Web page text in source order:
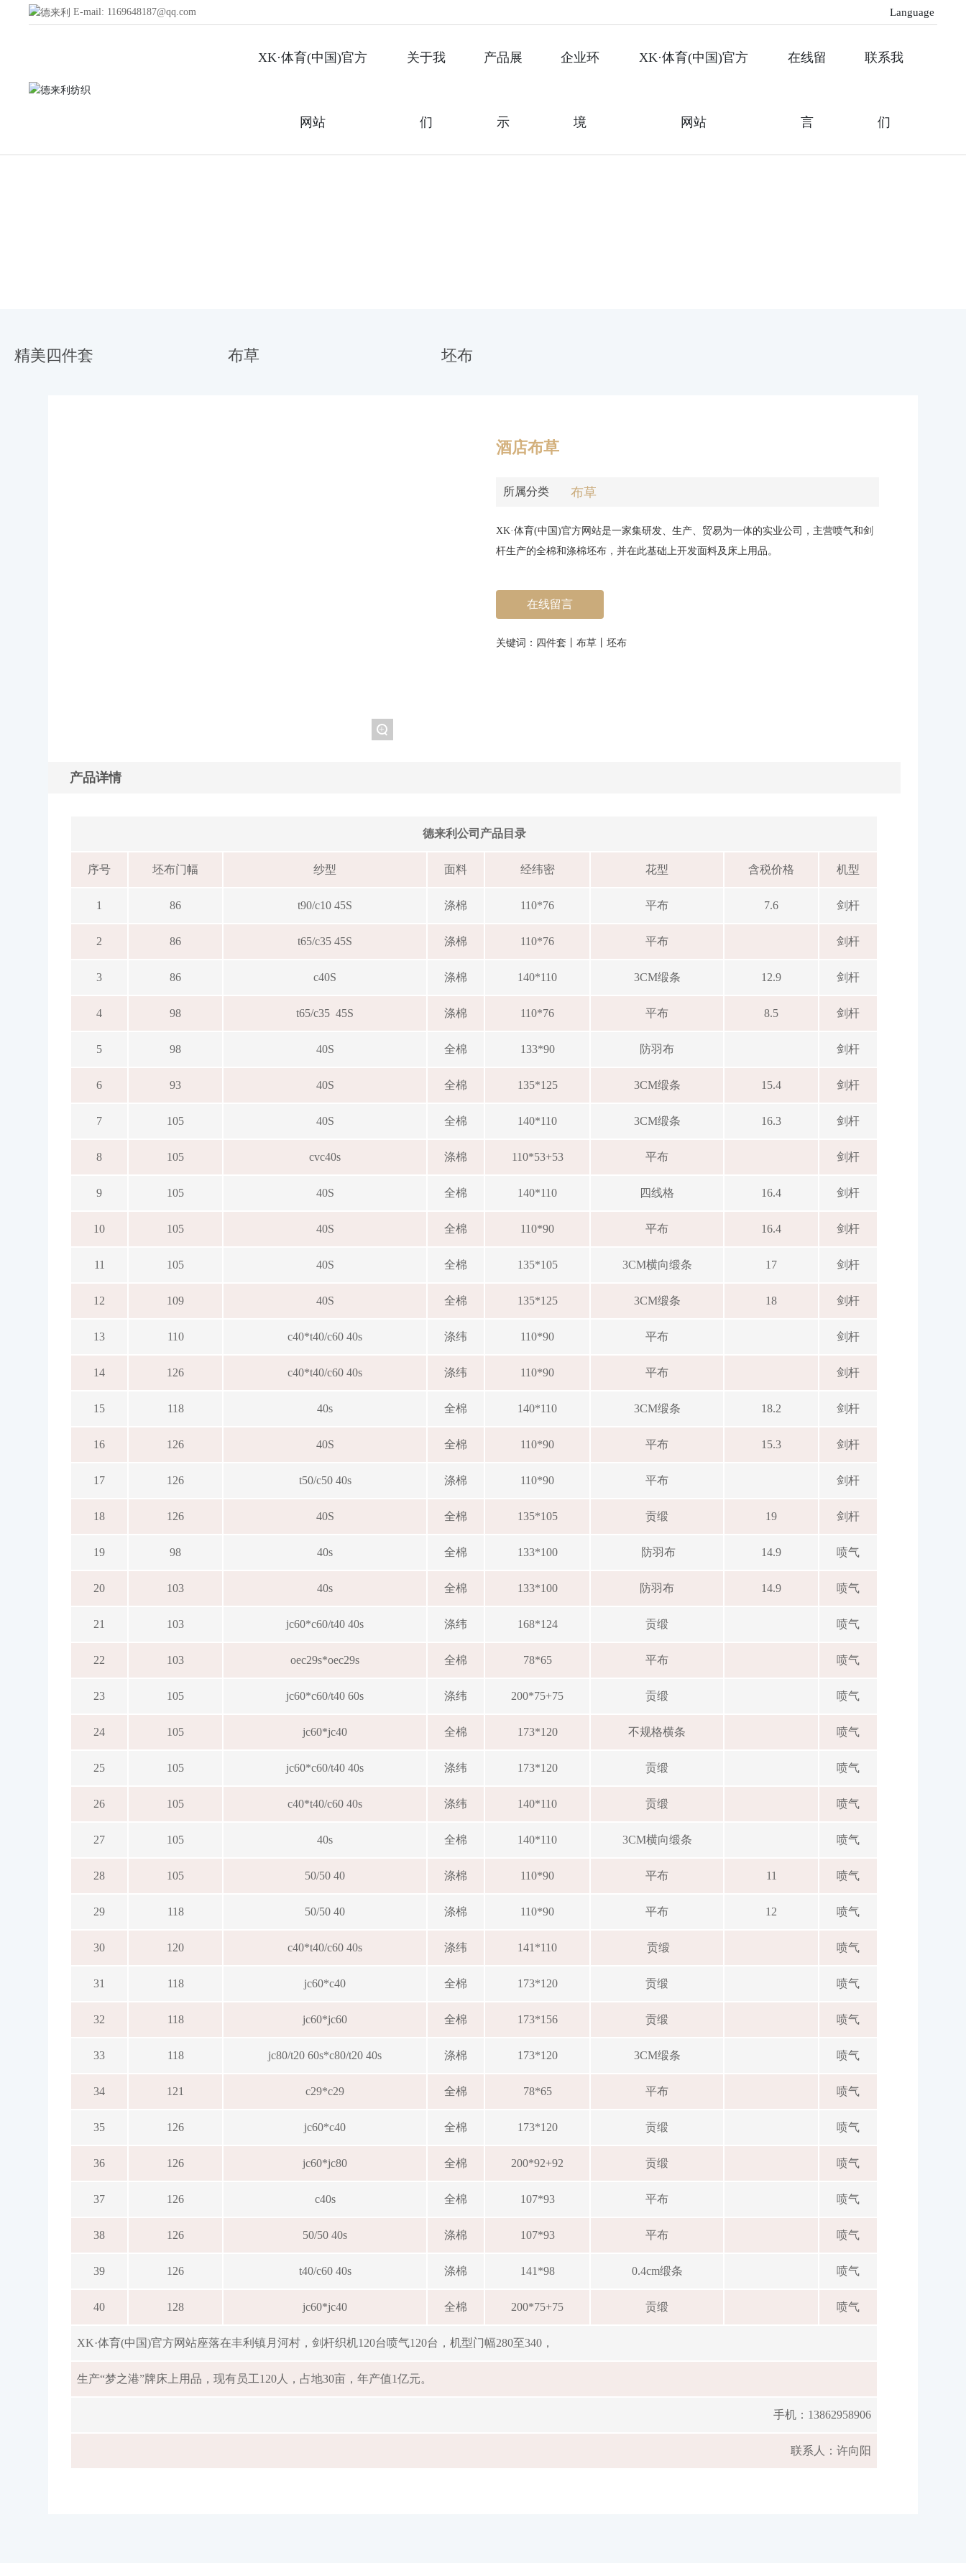
E-mail: 1169648187@qq.com Language
XK·体育(中国)官方
网站
关于我
们
产品展
示
企业环
境
XK·体育(中国)官方
网站
在线留
言
联系我
们
精美四件套 布草 坯布
+
酒店布草
所属分类 布草
XK·体育(中国)官方网站是一家集研发、生产、贸易为一体的实业公司，主营喷气和剑
杆生产的全棉和涤棉坯布，并在此基础上开发面料及床上用品。
在线留言
关键词：四件套丨布草丨坯布
产品详情
德来利公司产品目录
序号 坯布门幅 纱型 面料 经纬密 花型 含税价格 机型
1 86 t90/c10 45S 涤棉 110*76 平布 7.6 剑杆
2 86 t65/c35 45S 涤棉 110*76 平布 剑杆
3 86 c40S 涤棉 140*110 3CM缎条 12.9 剑杆
4 98 t65/c35 45S 涤棉 110*76 平布 8.5 剑杆
5 98 40S 全棉 133*90 防羽布 剑杆
6 93 40S 全棉 135*125 3CM缎条 15.4 剑杆
7 105 40S 全棉 140*110 3CM缎条 16.3 剑杆
8 105 cvc40s 涤棉 110*53+53 平布 剑杆
9 105 40S 全棉 140*110 四线格 16.4 剑杆
10 105 40S 全棉 110*90 平布 16.4 剑杆
11 105 40S 全棉 135*105 3CM横向缎条 17 剑杆
12 109 40S 全棉 135*125 3CM缎条 18 剑杆
13 110 c40*t40/c60 40s 涤纬 110*90 平布 剑杆
14 126 c40*t40/c60 40s 涤纬 110*90 平布 剑杆
15 118 40s 全棉 140*110 3CM缎条 18.2 剑杆
16 126 40S 全棉 110*90 平布 15.3 剑杆
17 126 t50/c50 40s 涤棉 110*90 平布 剑杆
18 126 40S 全棉 135*105 贡缎 19 剑杆
19 98 40s 全棉 133*100 防羽布 14.9 喷气
20 103 40s 全棉 133*100 防羽布 14.9 喷气
21 103 jc60*c60/t40 40s 涤纬 168*124 贡缎 喷气
22 103 oec29s*oec29s 全棉 78*65 平布 喷气
23 105 jc60*c60/t40 60s 涤纬 200*75+75 贡缎 喷气
24 105 jc60*jc40 全棉 173*120 不规格横条 喷气
25 105 jc60*c60/t40 40s 涤纬 173*120 贡缎 喷气
26 105 c40*t40/c60 40s 涤纬 140*110 贡缎 喷气
27 105 40s 全棉 140*110 3CM横向缎条 喷气
28 105 50/50 40 涤棉 110*90 平布 11 喷气
29 118 50/50 40 涤棉 110*90 平布 12 喷气
30 120 c40*t40/c60 40s 涤纬 141*110 贡缎 喷气
31 118 jc60*c40 全棉 173*120 贡缎 喷气
32 118 jc60*jc60 全棉 173*156 贡缎 喷气
33 118 jc80/t20 60s*c80/t20 40s 涤棉 173*120 3CM缎条 喷气
34 121 c29*c29 全棉 78*65 平布 喷气
35 126 jc60*c40 全棉 173*120 贡缎 喷气
36 126 jc60*jc80 全棉 200*92+92 贡缎 喷气
37 126 c40s 全棉 107*93 平布 喷气
38 126 50/50 40s 涤棉 107*93 平布 喷气
39 126 t40/c60 40s 涤棉 141*98 0.4cm缎条 喷气
40 128 jc60*jc40 全棉 200*75+75 贡缎 喷气
XK·体育(中国)官方网站座落在丰利镇月河村，剑杆织机120台喷气120台，机型门幅280至340，
生产“梦之港”牌床上用品，现有员工120人，占地30亩，年产值1亿元。
手机： 13862958906
联系人：许向阳